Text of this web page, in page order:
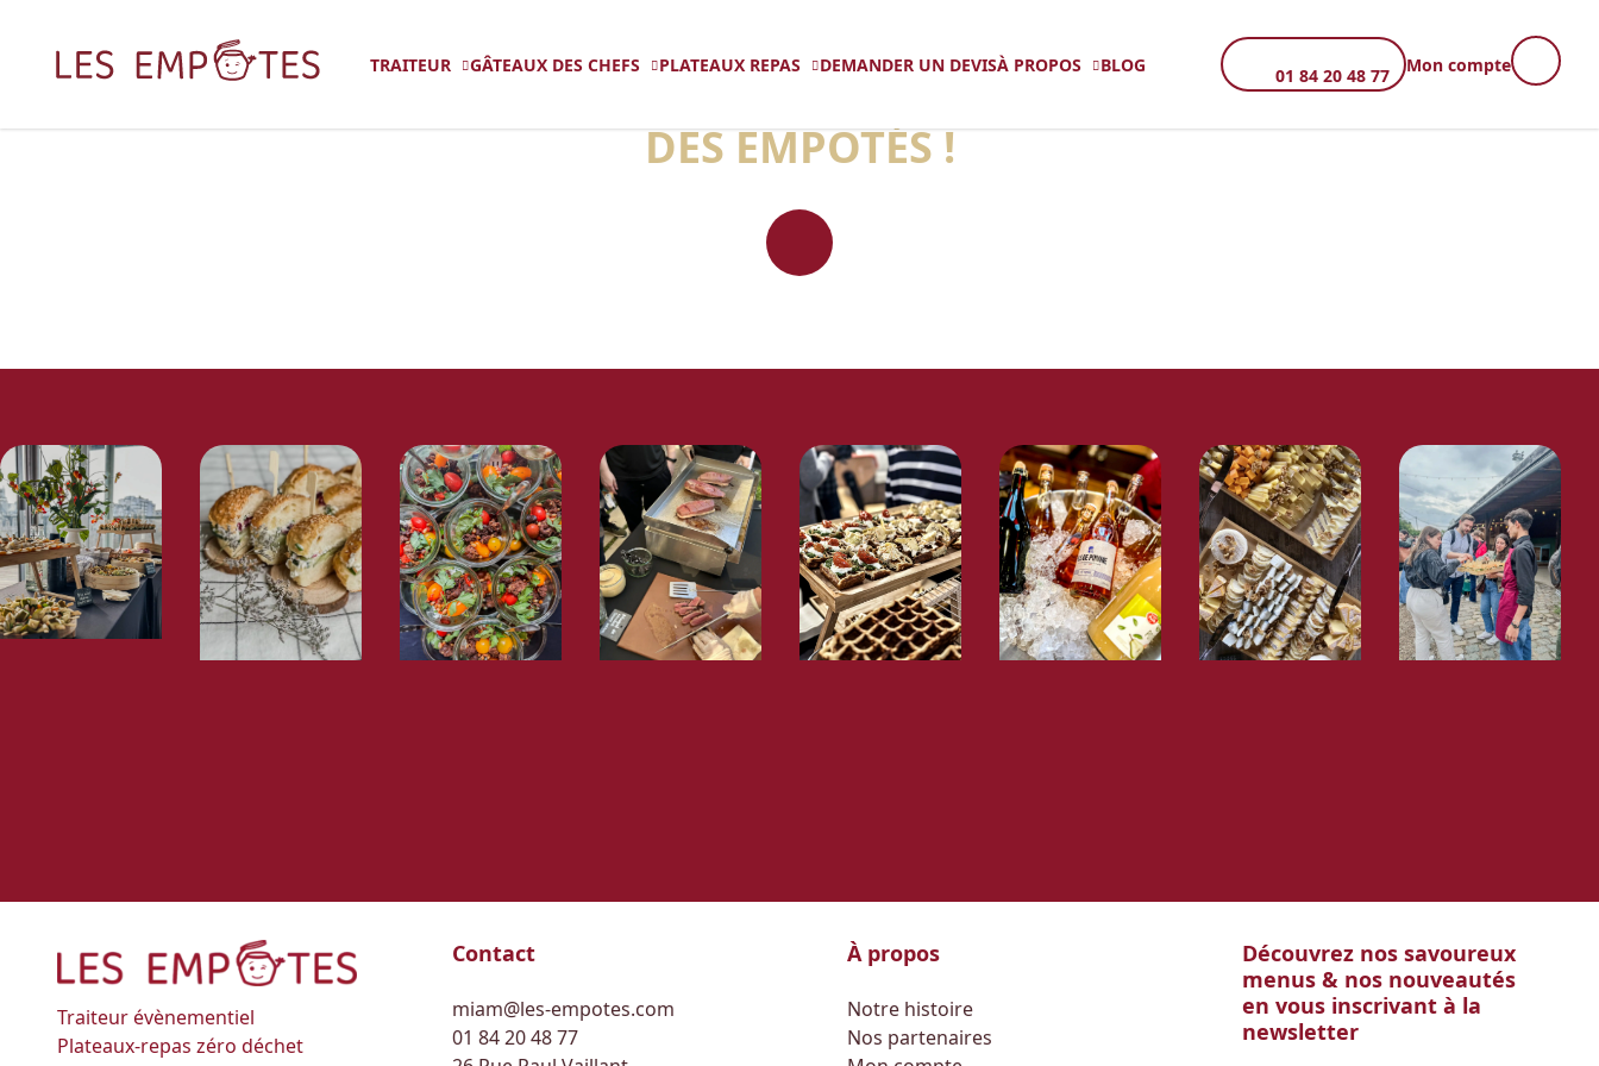
TRAITEUR GÂTEAUX DES CHEFS PLATEAUX REPAS DEMANDER UN DEVISÀ PROPOS BLOG 01 84 20 48 77 Mon compte
DES EMPOTÉS !
Traiteur évènementiel
Plateaux-repas zéro déchet
Contact
miam@les-empotes.com
01 84 20 48 77
À propos
Notre histoire
Nos partenaires
Découvrez nos savoureux
menus & nos nouveautés
en vous inscrivant à la
newsletter